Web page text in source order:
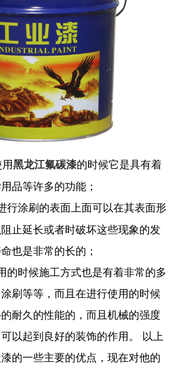
黑龙江氟碳漆的时候它是具有着
品等许多的功能；
行涂刷的表面上面可以在其表面形
止延长或者时破坏这些现象的发
也是非常的长的；
的时候施工方式也是有着非常的多
刷等等，而且在进行使用的时候
耐久的性能的，而且机械的强度
以起到良好的装饰的作用。 以上
的一些主要的优点，现在对他的